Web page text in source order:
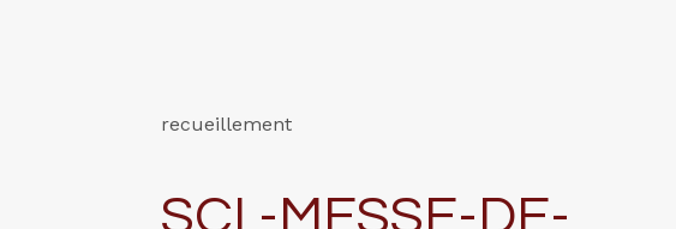
recueillement
SCL-MESSE-DE-